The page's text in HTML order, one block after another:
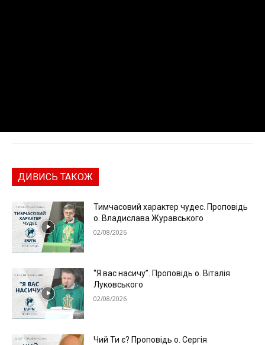
ДИВИСЬ ТАКОЖ
Тимчасовий характер чудес. Проповідь
о. Владислава Журавського
02/08/2026
“Я вас насичу”. Проповідь о. Віталія
Луковського
02/08/2026
Чий Ти є? Проповідь о. Сергія